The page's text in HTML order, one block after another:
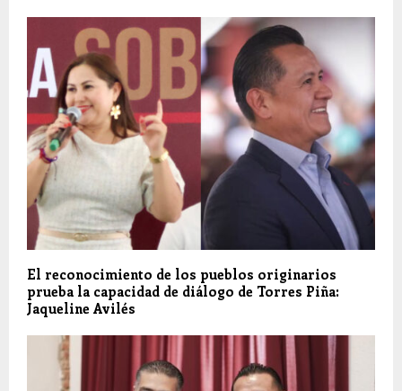
El reconocimiento de los pueblos originarios
prueba la capacidad de diálogo de Torres Piña:
Jaqueline Avilés